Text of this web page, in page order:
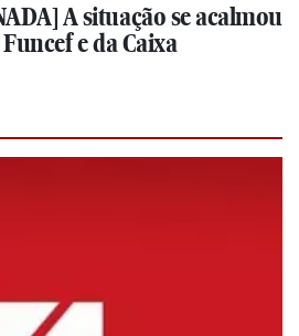
A situação se acalmou
e da Caixa